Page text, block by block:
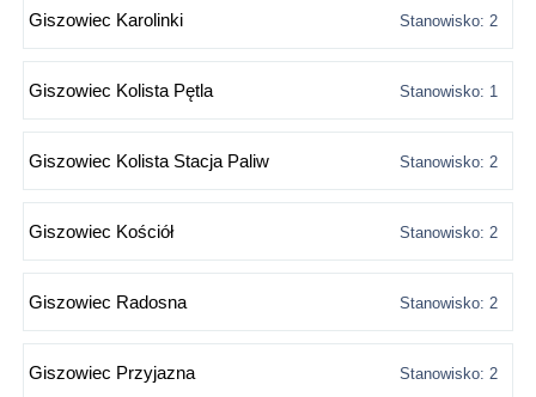
Giszowiec Karolinki Stanowisko: 2
Giszowiec Kolista Pętla Stanowisko: 1
Giszowiec Kolista Stacja Paliw Stanowisko: 2
Giszowiec Kościół Stanowisko: 2
Giszowiec Radosna Stanowisko: 2
Giszowiec Przyjazna Stanowisko: 2